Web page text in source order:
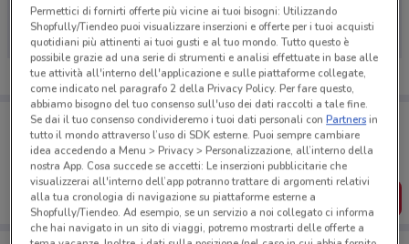
volantini nella tua zona. Riprova più tardi.
Porta DoveConviene sempre con te!
Puoi trovare le migliori offerte dei negozi vicino a te,
salvarle e creare la tua lista del risparmio, comodamente
dal tuo cellulare.
SCARICA L’APP
Permettici di fornirti offerte più vicine ai tuoi bisogni: Utilizzando
Shopfully/Tiendeo puoi visualizzare inserzioni e offerte per i tuoi acquisti
quotidiani più attinenti ai tuoi gusti e al tuo mondo. Tutto questo è
possibile grazie ad una serie di strumenti e analisi effettuate in base alle
tue attività all'interno dell'applicazione e sulle piattaforme collegate,
come indicato nel paragrafo 2 della Privacy Policy. Per fare questo,
abbiamo bisogno del tuo consenso sull'uso dei dati raccolti a tale fine.
Se dai il tuo consenso condivideremo i tuoi dati personali conPartnersin
tutto il mondo attraverso l’uso di SDK esterne. Puoi sempre cambiare
idea accedendo a Menu > Privacy > Personalizzazione, all’interno della
nostra App. Cosa succede se accetti: Le inserzioni pubblicitarie che
visualizzerai all'interno dell’app potranno trattare di argomenti relativi
alla tua cronologia di navigazione su piattaforme esterne a
Shopfully/Tiendeo. Ad esempio, se un servizio a noi collegato ci informa
che hai navigato in un sito di viaggi, potremo mostrarti delle offerte a